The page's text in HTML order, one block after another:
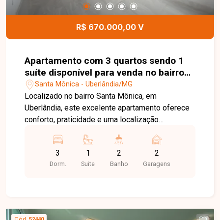
R$ 670.000,00 V
Apartamento com 3 quartos sendo 1
suíte disponível para venda no bairro
Santa Mônica em Uberlândia-MG
Santa Mônica - Uberlândia/MG
Localizado no bairro Santa Mônica, em
Uberlândia, este excelente apartamento oferece
conforto, praticidade e uma localização
valorizadas da cidade. O bairro conta com ampla
infraestrutura, próximo a supermercados,
escolas, farmácias, universidades e diversos
sacada, ideal para momentos de descanso e
3
Dorm.
1
Suite
2
Banho
2
Garagens